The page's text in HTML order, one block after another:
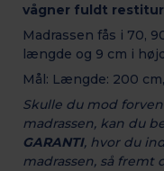
vågner fuldt
Madrassen fås i 70,
længde og 9 cm i
Mål: Længde: 200
Skulle du mod
madrassen, kan du
GARANTI, hvor du
madrassen, så fremt